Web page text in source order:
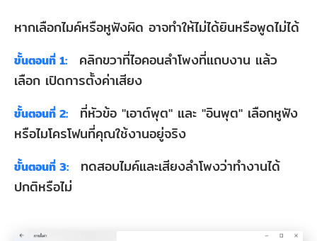
หากเลือกไมค์หรือหูฟังผิด อาจทำให้ไม่ได้ยินหรือพูดไม่ได้
ขั้นตอนที่ 1:
คลิกขวาที่ไอคอนลำโพงที่แถบงาน แล้ว
เลือก เปิดการตั้งค่าเสียง
ขั้นตอนที่ 2:
ที่หัวข้อ "เอาต์พุต" และ "อินพุต" เลือกหูฟัง
หรือไมโครโฟนที่คุณใช้งานอยู่จริง
ขั้นตอนที่ 3:
ทดสอบไมค์และเสียงลำโพงว่าทำงานได้
ปกติหรือไม่